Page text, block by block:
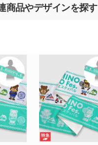
商品やデザインを探す